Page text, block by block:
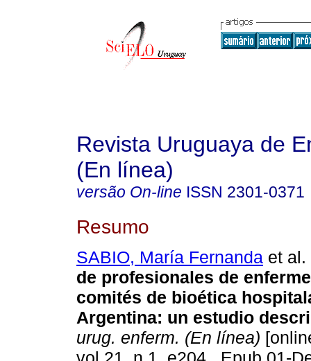
Revista Uruguaya de
(En línea)
versão On-line ISSN 2301-0371
Resumo
SABIO, María Fernanda et al.
de profesionales de
comités de bioética
Argentina: un estudio
urug. enferm. (En línea)